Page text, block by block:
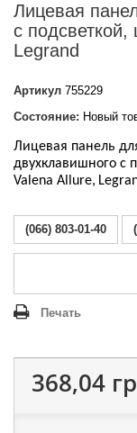
Лицевая
с подсветкой,
Legrand
Артикул 755229
Состояние: Новый
Лицевая панель
двухклавишного с
Valena Allure,
(066) 803-01-40
Печать
368,04